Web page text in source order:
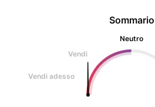
Sommario
Neutro
Vendi
Vendi adesso